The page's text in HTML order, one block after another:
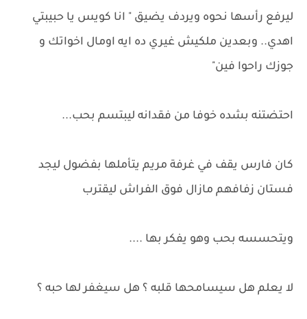
ليرفع رأسها نحوه ويردف يضيق " انا كويس يا حبيبتي
اهدي.. وبعدين ملكيش غيري ده ايه اومال اخواتك و
جوزك راحوا فين"
احتضتنه بشده خوفا من فقدانه ليبتسم بحب...
كان فارس يقف في غرفة مريم يتأملها بفضول ليجد
فستان زفافهم مازال فوق الفراش ليقترب
ويتحسسه بحب وهو يفكر بها ....
لا يعلم هل سيسامحها قلبه ؟ هل سيغفر لها حبه ؟